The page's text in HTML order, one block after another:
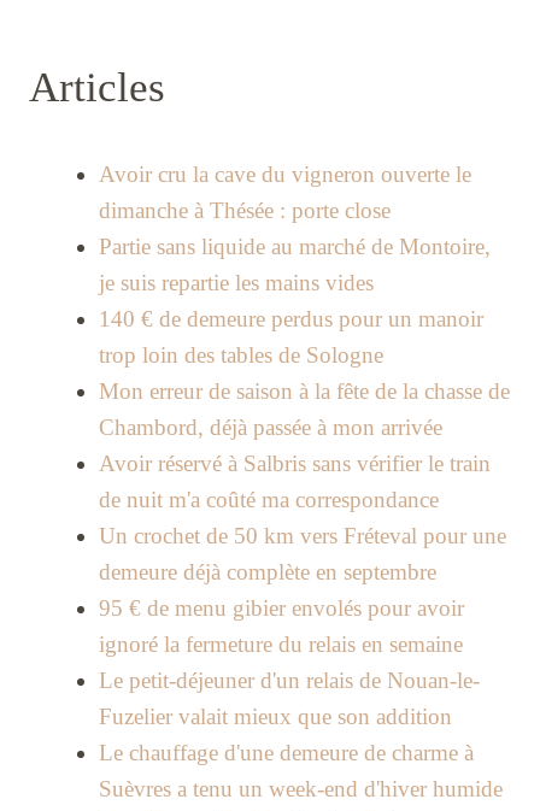
Articles
Avoir cru la cave du vigneron ouverte le
dimanche à Thésée : porte close
Partie sans liquide au marché de Montoire,
je suis repartie les mains vides
140 € de demeure perdus pour un manoir
trop loin des tables de Sologne
Mon erreur de saison à la fête de la chasse de
Chambord, déjà passée à mon arrivée
Avoir réservé à Salbris sans vérifier le train
de nuit m'a coûté ma correspondance
Un crochet de 50 km vers Fréteval pour une
demeure déjà complète en septembre
95 € de menu gibier envolés pour avoir
ignoré la fermeture du relais en semaine
Le petit-déjeuner d'un relais de Nouan-le-
Fuzelier valait mieux que son addition
Le chauffage d'une demeure de charme à
Suèvres a tenu un week-end d'hiver humide